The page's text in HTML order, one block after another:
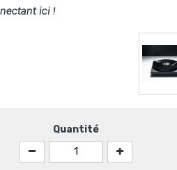
ici !
Quantité